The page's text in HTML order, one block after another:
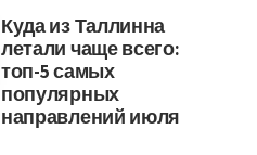
Куда из Таллинна
летали чаще всего:
топ-5 самых
популярных
направлений июля